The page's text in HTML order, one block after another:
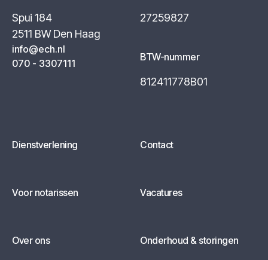
Spui 184
2511 BW Den Haag
info@ech.nl
070 - 3307111
27259827
BTW-nummer
812411778B01
Dienstverlening
Voor notarissen
Over ons
Contact
Vacatures
Onderhoud & storingen